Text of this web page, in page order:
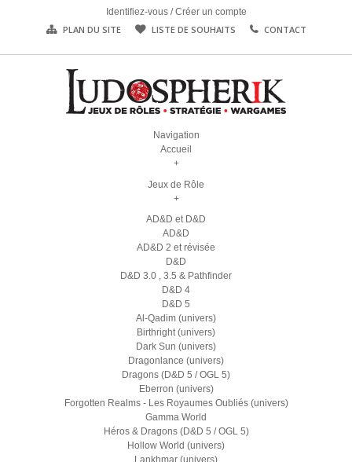
Identifiez-vous /Créer un compte
PLAN DU SITE LISTE DE SOUHAITS CONTACT
Navigation
Accueil
+
Jeux de Rôle
+
AD&D et D&D
AD&D
AD&D 2 et révisée
D&D
D&D 3.0 , 3.5 & Pathfinder
D&D 4
D&D 5
Al-Qadim (univers)
Birthright (univers)
Dark Sun (univers)
Dragonlance (univers)
Dragons (D&D 5 / OGL 5)
Eberron (univers)
Forgotten Realms - Les Royaumes Oubliés (univers)
Gamma World
Héros & Dragons (D&D 5 / OGL 5)
Hollow World (univers)
Lankhmar (univers)